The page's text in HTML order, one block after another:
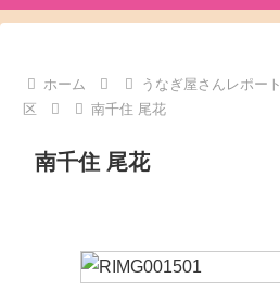
ホーム うなぎ屋さんレポート
区
南千住 尾花
南千住 尾花